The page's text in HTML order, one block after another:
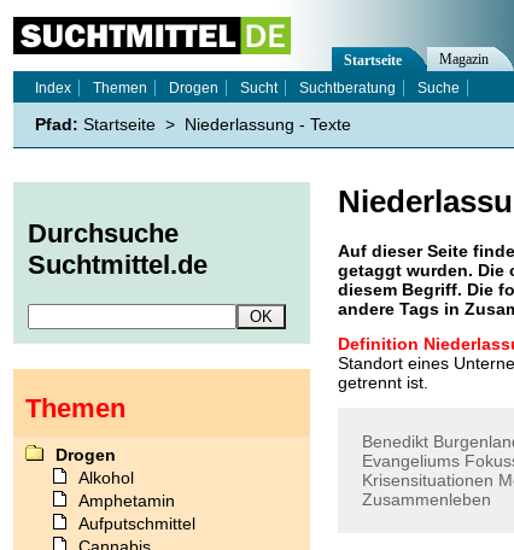
Auf dieser Seite
getaggt wurden. Die
diesem Begriff. Die
andere Tags in
Definition
Standort eines
getrennt ist.
Benedikt
Evangeliums
Krisensituationen
Zusammenleben
Startseite Magazin
Index
Themen Drogen Sucht Suchtberatung Suche
Pfad: Startseite > Niederlassung - Texte
Durchsuche
Suchtmittel.de
Themen
Drogen
Alkohol
Amphetamin
Aufputschmittel
Cannabis